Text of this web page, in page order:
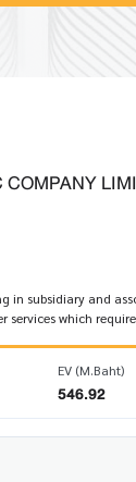
in subsidiary and
which
EV (M.Baht)
546.92